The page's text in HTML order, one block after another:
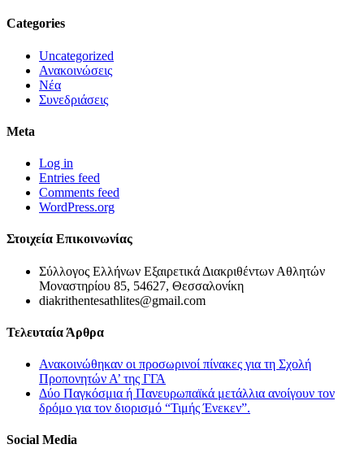
Categories
Uncategorized
Ανακοινώσεις
Νέα
Συνεδριάσεις
Meta
Log in
Entries feed
Comments feed
WordPress.org
Στοιχεία Επικοινωνίας
Σύλλογος Ελλήνων Εξαιρετικά Διακριθέντων Αθλητών
Μοναστηρίου 85, 54627, Θεσσαλονίκη
diakrithentesathlites@gmail.com
Τελευταία Άρθρα
Ανακοινώθηκαν οι προσωρινοί πίνακες για τη Σχολή
Προπονητών Α’ της ΓΓΑ
Δύο Παγκόσμια ή Πανευρωπαϊκά μετάλλια ανοίγουν τον
δρόμο για τον διορισμό “Τιμής Ένεκεν”.
Social Media